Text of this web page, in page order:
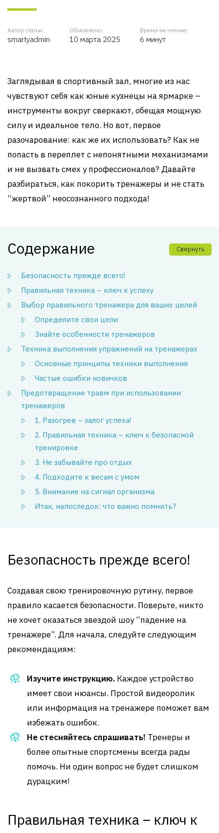
Автор статьи:
smartyadmin
Обновлено:
10 марта 2025
Время на чтение:
6 минут
Заглядывая в спортивный зал, многие из нас
чувствуют себя как юные кузнецы на ярмарке –
инструменты вокруг сверкают, обещая мощную
силу и идеальное тело. Но вот, первое
разочарование: как же их использовать? Как не
попасть в переплет с непонятными механизмами
и не вызвать смех у профессионалов? Давайте
разбираться, как покорить тренажеры и не стать
“жертвой” неосознанного подхода!
Содержание Свернуть
Безопасность прежде всего!
Правильная техника – ключ к успеху
Выбор правильного тренажера для ваших целей
Определите свои цели
Знайте особенности тренажеров
Техника выполнения упражнений на тренажерах
Основные принципы техники выполнения
Частые ошибки новичков
Предотвращение травм при использовании
тренажеров
1. Разогрев – залог успеха!
2. Правильная техника – ключ к безопасной
тренировке
3. Не забывайте про отдых
4. Подходите к весам с умом
5. Внимание на сигнал организма
Итак, напоследок: что важно помнить?
Безопасность прежде всего!
Создавая свою тренировочную рутину, первое
правило касается безопасности. Поверьте, никто
не хочет оказаться звездой шоу “падение на
тренажере”. Для начала, следуйте следующим
рекомендациям:
Изучите инструкцию. Каждое устройство
имеет свои нюансы. Простой видеоролик
или информация на тренажере поможет вам
избежать ошибок.
Не стесняйтесь спрашивать! Тренеры и
более опытные спортсмены всегда рады
помочь. Ни один вопрос не будет слишком
дурацким!
Правильная техника – ключ к